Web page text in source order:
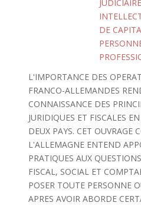
JUDICIAIRE
DE
L'IMPORTANCE DES
FRANCO-ALLEMANDES
CONNAISSANCE DES
JURIDIQUES ET FISCALES
DEUX PAYS. CET OUVRAGE
L'ALLEMAGNE ENTEND
PRATIQUES AUX
FISCAL, SOCIAL ET
POSER TOUTE PERSONNE
APRES AVOIR ABORDE